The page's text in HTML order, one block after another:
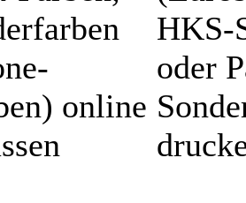
online
HKS-
oder